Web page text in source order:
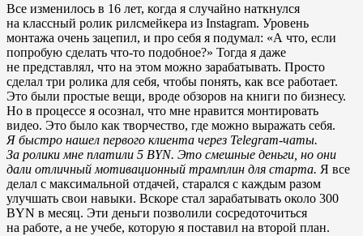
Все изменилось в 16 лет, когда я случайно наткнулся
на классный ролик рилсмейкера из Instagram. Уровень
монтажа очень зацепил, и про себя я подумал: «А что, если
попробую сделать что-то подобное?» Тогда я даже
не представлял, что на этом можно зарабатывать. Просто
сделал три ролика для себя, чтобы понять, как все работает.
Это были простые вещи, вроде обзоров на книги по бизнесу.
Но в процессе я осознал, что мне нравится монтировать
видео. Это было как творчество, где можно выражать себя.
Я быстро нашел первого клиента через Telegram-чаты.
За ролики мне платили 5 BYN. Это смешные деньги, но они
дали отличный мотивационный трамплин для старта. Я все
делал с максимальной отдачей, старался с каждым разом
улучшать свои навыки. Вскоре стал зарабатывать около 300
BYN в месяц. Эти деньги позволили сосредоточиться
на работе, а не учебе, которую я поставил на второй план.